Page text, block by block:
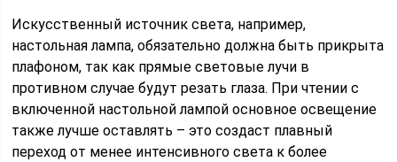
Искусственный источник света, например,
настольная лампа, обязательно должна быть прикрыта
плафоном, так как прямые световые лучи в
противном случае будут резать глаза. При чтении с
включенной настольной лампой основное освещение
также лучше оставлять – это создаст плавный
переход от менее интенсивного света к более